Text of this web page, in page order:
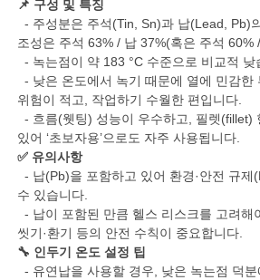
📌 구성 및 특징
- 주성분은 주석(Tin, Sn)과 납(Lead, Pb)
조성은 주석 63% / 납 37%(혹은 주석 60%
- 녹는점이 약 183 °C 수준으로 비교적 낮
- 낮은 온도에서 녹기 때문에 열에 민감한
위험이 적고, 작업하기 수월한 편입니다.
- 흐름(웻팅) 성능이 우수하고, 필렛(fillet)
있어 ‘초보자용’으로도 자주 사용됩니다.
✅ 유의사항
- 납(Pb)을 포함하고 있어 환경·안전 규제
수 있습니다.
- 납이 포함된 만큼 헬스 리스크를 고려해
씻기·환기 등의 안전 수칙이 중요합니다.
🔧 인두기 온도 설정 팁
- 유연납을 사용할 경우, 낮은 녹는점 덕